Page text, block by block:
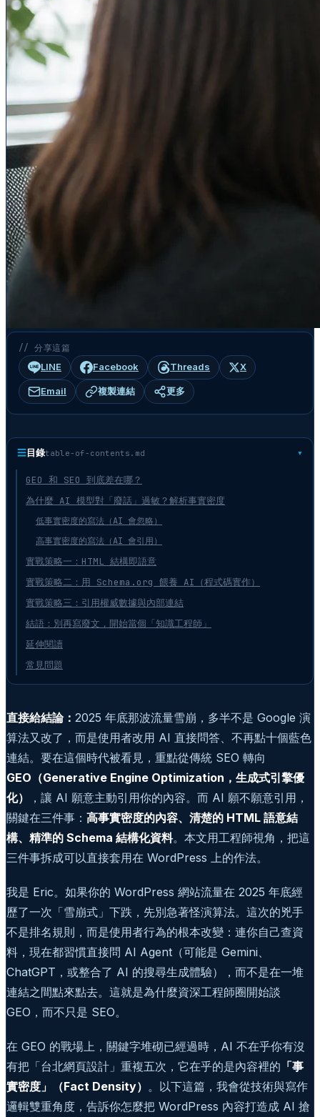
// 分享這篇
LINE Facebook Threads X
Email 複製連結 更多
☰目錄table-of-contents.md
GEO 和 SEO 到底差在哪？
為什麼 AI 模型對「廢話」過敏？解析事實密度
低事實密度的寫法（AI 會忽略）
高事實密度的寫法（AI 會引用）
實戰策略一：HTML 結構即語意
實戰策略二：用 Schema.org 餵養 AI（程式碼實作）
實戰策略三：引用權威數據與內部連結
結語：別再寫廢文，開始當個「知識工程師」
延伸閱讀
常見問題
直接給結論： 2025 年底那波流量雪崩，多半不是 Google 演
算法又改了，而是使用者改用 AI 直接問答、不再點十個藍色
連結。要在這個時代被看見，重點從傳統 SEO 轉向
GEO（Generative Engine Optimization，生成式引擎優
化）
，讓 AI 願意主動引用你的內容。而 AI 願不願意引用，
關鍵在三件事： 高事實密度的內容、清楚的 HTML 語意結
構、精準的 Schema 結構化資料。本文用工程師視角，把這
三件事拆成可以直接套用在 WordPress 上的作法。
我是 Eric。如果你的 WordPress 網站流量在 2025 年底經
歷了一次「雪崩式」下跌，先別急著怪演算法。這次的兇手
不是排名規則，而是使用者行為的根本改變：連你自己查資
料，現在都習慣直接問 AI Agent（可能是 Gemini、
ChatGPT，或整合了 AI 的搜尋生成體驗），而不是在一堆
連結之間點來點去。這就是為什麼資深工程師圈開始談
GEO，而不只是 SEO。
在 GEO 的戰場上，關鍵字堆砌已經過時，AI 不在乎你有沒
有把「台北網頁設計」重複五次，它在乎的是內容裡的 「事
實密度」（Fact Density） 。以下這篇，我會從技術與寫作
邏輯雙重角度，告訴你怎麼把 WordPress 內容打造成 AI 搶